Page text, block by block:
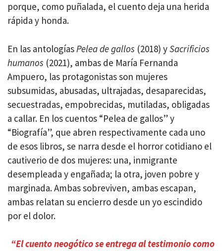
porque, como puñalada, el cuento deja una herida
rápida y honda.
En las antologías Pelea de gallos (2018) ySacrificios
humanos (2021), ambas de María Fernanda
Ampuero, las protagonistas son mujeres
subsumidas, abusadas, ultrajadas, desaparecidas,
secuestradas, empobrecidas, mutiladas, obligadas
a callar. En los cuentos “Pelea de gallos” y
“Biografía”, que abren respectivamente cada uno
de esos libros, se narra desde el horror cotidiano el
cautiverio de dos mujeres: una, inmigrante
desempleada y engañada; la otra, joven pobre y
marginada. Ambas sobreviven, ambas escapan,
ambas relatan su encierro desde un yo escindido
por el dolor.
“El cuento neogótico se entrega al testimonio como